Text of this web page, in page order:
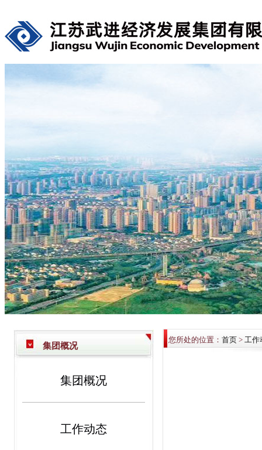
集团概况
集团概况
工作动态
您所处的位置： 首页 > 工作